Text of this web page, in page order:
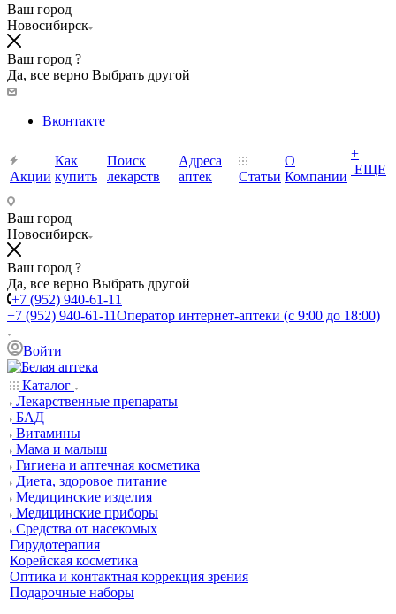
Ваш город
Новосибирск
Ваш город ?
Да, все верно Выбрать другой
Вконтакте
Акции
Как
купить
Поиск
лекарств
Адреса
аптек
Статьи
О
Компании
+
ЕЩЕ
Ваш город
Новосибирск
Ваш город ?
Да, все верно Выбрать другой
+7 (952) 940-61-11
+7 (952) 940-61-11Оператор интернет-аптеки (с 9:00 до 18:00)
Войти
Каталог
Лекарственные препараты
БАД
Витамины
Мама и малыш
Гигиена и аптечная косметика
Диета, здоровое питание
Медицинские изделия
Медицинские приборы
Средства от насекомых
Гирудотерапия
Корейская косметика
Оптика и контактная коррекция зрения
Подарочные наборы